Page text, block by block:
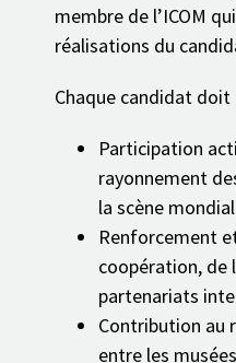
membre de l’ICOM
réalisations du
Chaque candidat
Participation
rayonnement
la scène
Renforcement
coopération, de
partenariats
Contribution au
entre les